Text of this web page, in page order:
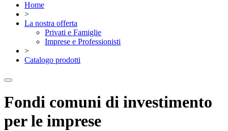
Home
>
La nostra offerta
Privati e Famiglie
Imprese e Professionisti
>
Catalogo prodotti
Fondi comuni di investimento
per le imprese